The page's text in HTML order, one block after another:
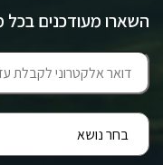
השארו מעודכנים